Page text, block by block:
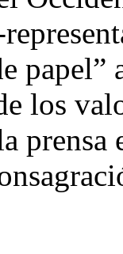
papel”
los
prensa